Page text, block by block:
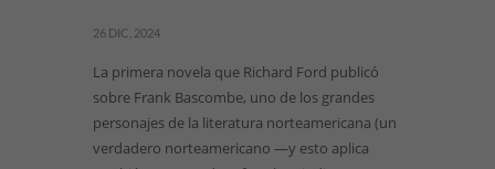
26 DIC, 2024
La primera novela que Richard Ford publicó
sobre Frank Bascombe, uno de los grandes
personajes de la literatura norteamericana (un
verdadero norteamericano —y esto aplica